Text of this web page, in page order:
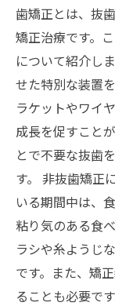
歯矯正とは、抜
矯正治療です。
について紹介し
せた特別な装置
ラケットやワイ
成長を促すこと
とで不要な抜歯
す。 非抜歯矯正
いる期間中は、
粘り気のある食
ラシや糸ようじ
です。また、矯
ることも必要で